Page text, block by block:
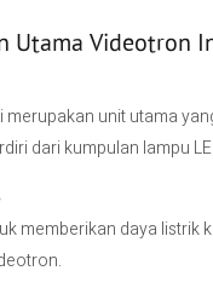
Utama Videotron
merupakan unit utama
dari kumpulan lampu
memberikan daya listrik